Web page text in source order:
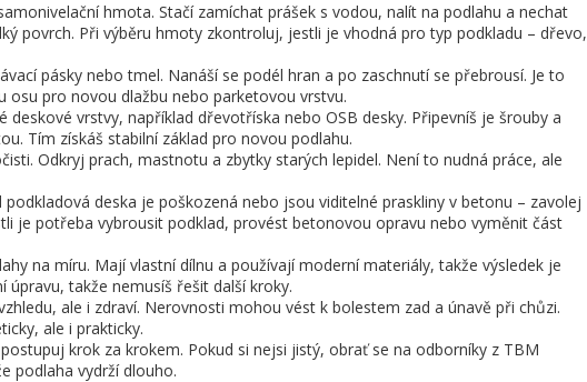
hmota. Stačí zamíchat prášek s vodou, nalít na podlahu a nechat
povrch. Při výběru hmoty zkontroluj, jestli je vhodná pro typ podkladu – dřevo,
pásky nebo tmel. Nanáší se podél hran a po zaschnutí se přebrousí. Je to
pro novou dlažbu nebo parketovou vrstvu.
vrstvy, například dřevotříska nebo OSB desky. Připevníš je šrouby a
Tím získáš stabilní základ pro novou podlahu.
Odkryj prach, mastnotu a zbytky starých lepidel. Není to nudná práce, ale
deska je poškozená nebo jsou viditelné praskliny v betonu – zavolej
je potřeba vybrousit podklad, provést betonovou opravu nebo vyměnit část
na míru. Mají vlastní dílnu a používají moderní materiály, takže výsledek je
takže nemusíš řešit další kroky.
ale i zdraví. Nerovnosti mohou vést k bolestem zad a únavě při chůzi.
ale i prakticky.
krok za krokem. Pokud si nejsi jistý, obrať se na odborníky z TBM
podlaha vydrží dlouho.